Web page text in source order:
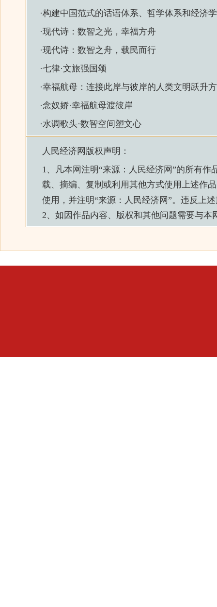
·构建中国范式的话语体系、哲学体系和经济
·现代诗：数智之光，幸福方舟
·现代诗：数智之舟，载民而行
·七律·文旅强国颂
·幸福航母：连接此岸与彼岸的人类文明跃升
·念奴娇·幸福航母渡彼岸
·水调歌头·数智空间塑文心
人民经济网 版权声明：
1、凡本网注明“来源： 人民经济网 ”的所有作
载、摘编、复制或利用其他方式使用上述作
使用，并注明“来源： 人民经济网 ”。违反上
2、如因作品内容、版权和其他问题需要与本